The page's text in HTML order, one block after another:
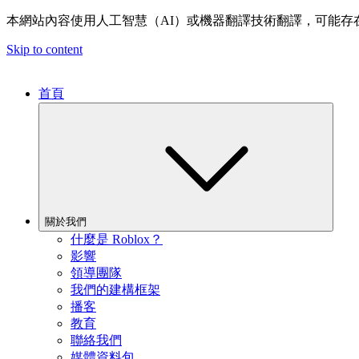
本網站內容使用人工智慧（AI）或機器翻譯技術翻譯，可能存
Skip to content
首頁
關於我們
什麼是 Roblox？
影響
領導團隊
我們的建構框架
播客
教育
聯絡我們